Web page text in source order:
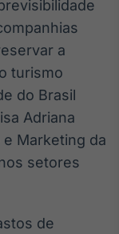
a
turismo
do Brasil
Adriana
Marketing da
setores
de